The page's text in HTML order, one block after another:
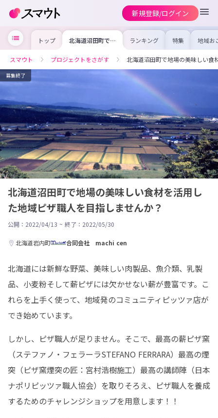
新規登録/ログイン
トップ 北海道沼田町で地
場の美味しい食材
ザ職人を目指しま
せんか？
ランキング 特集 地域お
の求
を集め
事内容
を比較
合った
スマウト プロジェクトをさがす 北海道沼田町で地場の美味しい食
募集終了
北海道沼田町で地場の美味しい食材を活用し
た地域ピザ職人を目指しませんか？
公開：2022/04/13 ~ 終了：2022/05/30
北海道岩内町 合同会社 machi cen
北海道には新鮮な野菜、美味しい肉製品、魚介類、乳製
品、小麦粉そして薪ピザには欠かせない薪が豊富です。こ
れらを上手く使って、地域発のコミュニティピッツァ店が
でき始めています。
しかし、ピザ職人が足りません。そこで、最高の薪ピザ窯
（ステファノ・フェラーラSTEFANO FERRARA）最高の煙
突（ピザ窯煙突の匠：宮村浩樹施工）最高の講師陣（日本
ナポリピッツァ職人協会）を取りそろえ、ピザ職人を養成
するためのチャレンジショップを用意します！！